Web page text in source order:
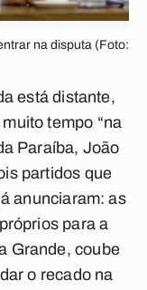
na disputa (Foto:
está distante,
tempo “na
Paraíba, João
partidos que
anunciaram: as
para a
Grande, coube
o recado na